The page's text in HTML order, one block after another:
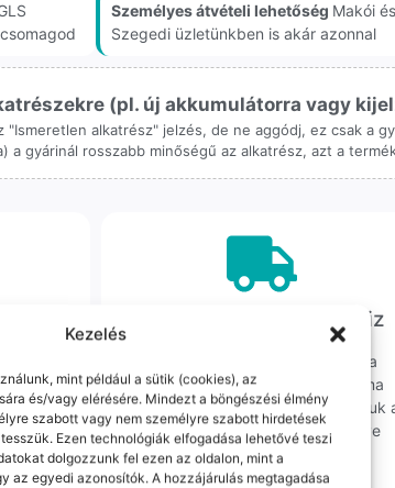
Kezelés
mint például a sütik (cookies), az
és/vagy elérésére. Mindezt a böngészési élmény
szabott vagy nem személyre szabott hirdetések
Ezen technológiák elfogadása lehetővé teszi
dolgozzunk fel ezen az oldalon, mint a
az egyedi azonosítók. A hozzájárulás megtagadása
Személyes átvételi lehetőség Makói és
Szegedi üzletünkben is akár azonnal
(pl. új akkumulátorra vagy
alkatrész" jelzés, de ne aggódj, ez csak a
gyárinál rosszabb minőségű az alkatrész, azt a
Ha ritkán
az
Ingyenes Futár & Szerviz
Ha messze laksz, mi megyünk a
készülékért. Garanciális probléma
esetén küldjük a futárt, bevizsgáljuk
telefont, és javítva vagy cserélve
küldjük vissza – neked ez 0 Ft
költséggel jár.